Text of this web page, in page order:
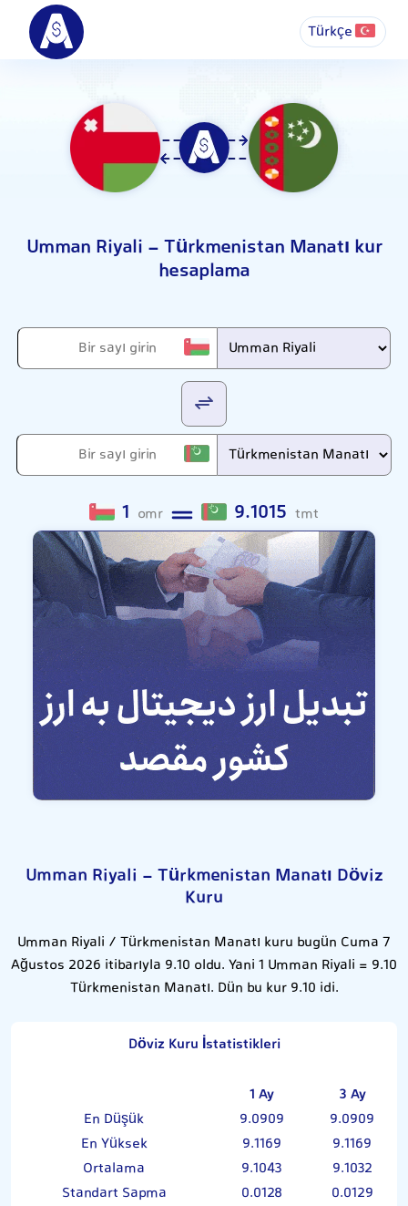
Türkçe
Umman Riyali - Türkmenistan Manatı kur
hesaplama
1 omr 9.1015 tmt
Umman Riyali - Türkmenistan Manatı Döviz
Kuru
Umman Riyali / Türkmenistan Manatı kuru bugün Cuma 7
Ağustos 2026 itibarıyla 9.10 oldu. Yani 1 Umman Riyali = 9.10
Türkmenistan Manatı. Dün bu kur 9.10 idi.
Döviz Kuru İstatistikleri
1 Ay
3 Ay
En Düşük
9.0909
9.0909
En Yüksek
9.1169
9.1169
Ortalama
9.1043
9.1032
Standart Sapma
0.0128 0.0129